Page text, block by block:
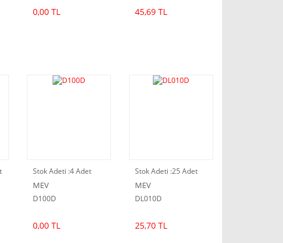
0,00 TL 45,69 TL
Stok Adeti :4 Adet
MEV
D100D
0,00 TL
Stok Adeti :25 Adet
MEV
DL010D
25,70 TL